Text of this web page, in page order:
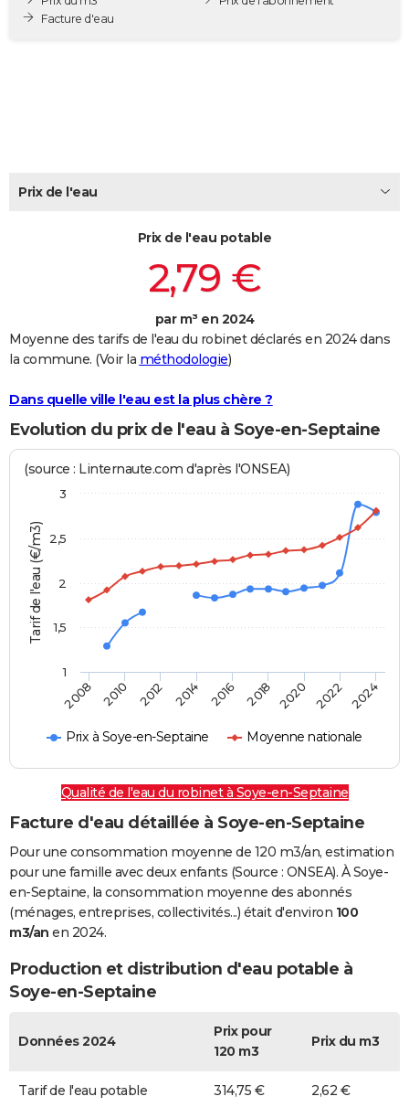
Destinations
City break
Voyage nature
Voyage de noces
Forum
Climat
PHOTO
Bricolage
Lifestyle
Culture
Sport
Auto
Television
Voyage
Cinema
Facture d'eau
Prix de l'eau
Prix de l'eau potable
2,79 €
par m³ en 2024
Moyenne des tarifs de l'eau du robinet déclarés en 2024 dans
la commune. (Voir la méthodologie)
Dans quelle ville l'eau est la plus chère ?
Evolution du prix de l'eau à Soye-en-Septaine
Tarif de l'eau (€/m3)
(source : Linternaute.com d'après l'ONSEA)
Prix à Soye-en-Septaine Moyenne nationale
2008 2010 2012 2014 2016 2018 2020 2022 2024
1
1,5
2
2,5
3
Qualité de l'eau du robinet à Soye-en-Septaine
Facture d'eau détaillée à Soye-en-Septaine
Pour une consommation moyenne de 120 m3/an, estimation
pour une famille avec deux enfants (Source : ONSEA). À Soye-
en-Septaine, la consommation moyenne des abonnés
(ménages, entreprises, collectivités...) était d'environ 100
m3/an en 2024.
Production et distribution d'eau potable à
Soye-en-Septaine
Données 2024
Prix pour
120 m3
Prix du m3
Tarif de l'eau potable 314,75 € 2,62 €